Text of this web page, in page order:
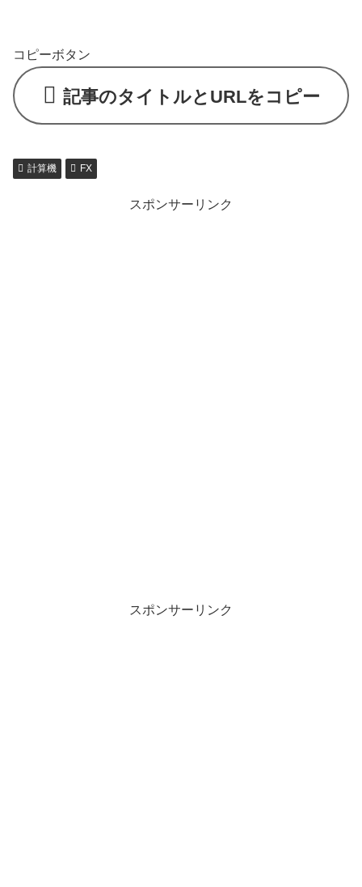
コピーボタン
記事のタイトルとURLをコピー
計算機 FX
スポンサーリンク
スポンサーリンク